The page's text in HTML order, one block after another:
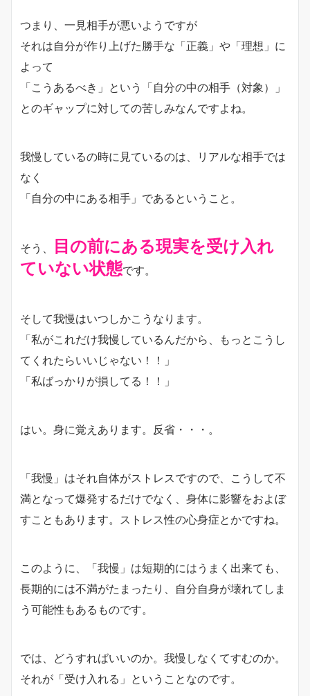
つまり、一見相手が悪いようですが
それは自分が作り上げた勝手な「正義」や「理想」に
よって
「こうあるべき」という「自分の中の相手（対象）」
とのギャップに対しての苦しみなんですよね。
我慢しているの時に見ているのは、リアルな相手では
なく
「自分の中にある相手」であるということ。
そう、
目の前にある現実を受け入れ
ていない状態です。
そして我慢はいつしかこうなります。
「私がこれだけ我慢しているんだから、もっとこうし
てくれたらいいじゃない！！」
「私ばっかりが損してる！！」
はい。身に覚えあります。反省・・・。
「我慢」はそれ自体がストレスですので、こうして不
満となって爆発するだけでなく、身体に影響をおよぼ
すこともあります。ストレス性の心身症とかですね。
このように、「我慢」は短期的にはうまく出来ても、
長期的には不満がたまったり、自分自身が壊れてしま
う可能性もあるものです。
では、どうすればいいのか。我慢しなくてすむのか。
それが「受け入れる」ということなのです。